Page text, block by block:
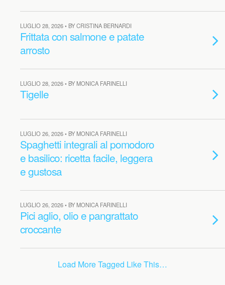
LUGLIO 28, 2026 • BY CRISTINA BERNARDI
Frittata con salmone e patate
arrosto
LUGLIO 28, 2026 • BY MONICA FARINELLI
Tigelle
LUGLIO 26, 2026 • BY MONICA FARINELLI
Spaghetti integrali al pomodoro
e basilico: ricetta facile, leggera
e gustosa
LUGLIO 26, 2026 • BY MONICA FARINELLI
Pici aglio, olio e pangrattato
croccante
Load More Tagged Like This…